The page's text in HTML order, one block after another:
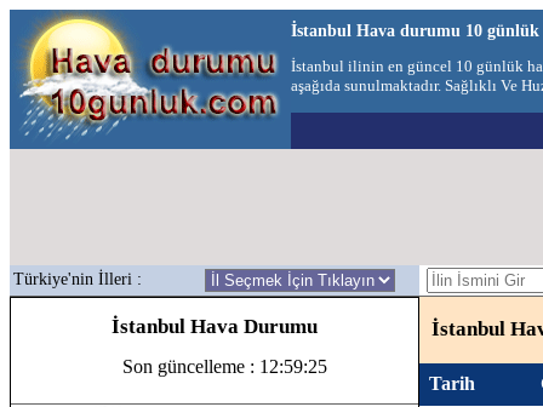
İstanbul Hava durumu 10 günlük
İstanbul ilinin en güncel 10 günlük
aşağıda sunulmaktadır. Sağlıklı Ve
Türkiye'nin İlleri :
İstanbul Hava Durumu
Son güncelleme : 12:59:25
İstanbul
Tarih